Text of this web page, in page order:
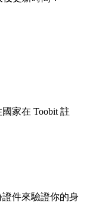
家在 Toobit 註
件來驗證你的身